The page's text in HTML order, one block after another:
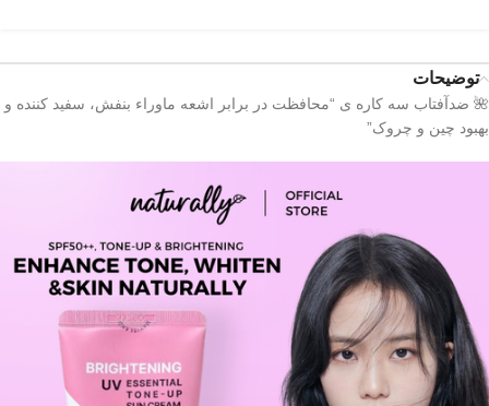
توضیحات
🌺 ضدآفتاب سه کاره ی “محافظت در برابر اشعه ماوراء بنفش، سفید کننده و
بهبود چین و چروک”